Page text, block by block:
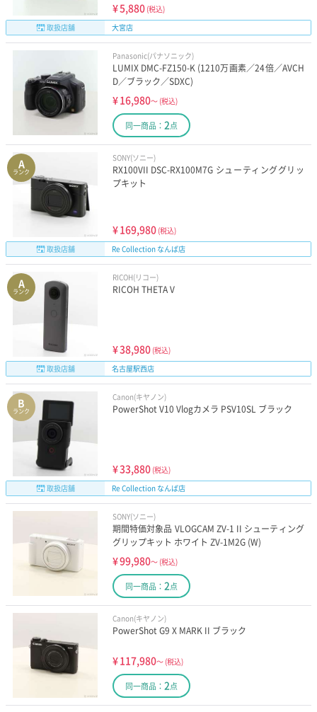
¥5,880 (税込)
取扱店舗
大宮店
Panasonic(パナソニック)
LUMIX DMC-FZ150-K (1210万画素／24倍／AVCH
D／ブラック／SDXC)
¥16,980～ (税込)
同一商品： 2点
A
ランク
SONY(ソニー)
RX100VII DSC-RX100M7G シューティンググリッ
プキット
¥169,980 (税込)
取扱店舗
Re Collection なんば店
A
ランク
RICOH(リコー)
RICOH THETA V
¥38,980 (税込)
取扱店舗
名古屋駅西店
B
ランク
Canon(キヤノン)
PowerShot V10 Vlogカメラ PSV10SL ブラック
¥33,880 (税込)
取扱店舗
Re Collection なんば店
SONY(ソニー)
期間特価対象品 VLOGCAM ZV-1 II シューティング
グリップキット ホワイト ZV-1M2G (W)
¥99,980～ (税込)
同一商品： 2点
Canon(キヤノン)
PowerShot G9 X MARK II ブラック
¥117,980～ (税込)
同一商品： 2点